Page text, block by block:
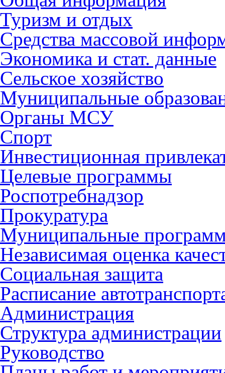
Туризм и отдых
Средства массовой
Экономика и стат. данные
Сельское хозяйство
Муниципальные
Органы МСУ
Спорт
Инвестиционная
Целевые программы
Роспотребнадзор
Прокуратура
Муниципальные
Независимая оценка
Социальная защита
Расписание
Администрация
Структура администрации
Руководство